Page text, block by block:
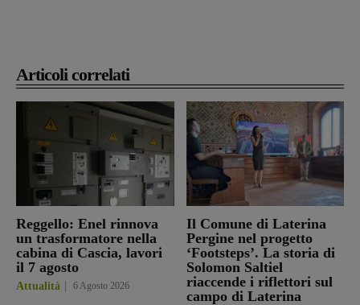
Articoli correlati
Reggello: Enel rinnova
un trasformatore nella
cabina di Cascia, lavori
il 7 agosto
Attualità 6 Agosto 2026
Il Comune di Laterina
Pergine nel progetto
‘Footsteps’. La storia di
Solomon Saltiel
riaccende i riflettori sul
campo di Laterina